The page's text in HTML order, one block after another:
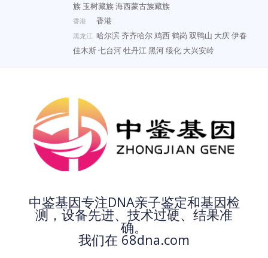
族 玉树藏族海西蒙古族藏族
香港 香港
黑龙江 哈尔滨齐齐哈尔鸡西鹤岗 双鸭山 大庆伊春
佳木斯七台河牡丹江黑河绥化 大兴安岭
中鉴基因专注DNA亲子鉴定和基因检
测，设备先进、技术过硬、结果准
确。
我们在 68dna.com